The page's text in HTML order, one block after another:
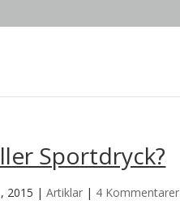
Sportdryck?
2015 |Artiklar | 4 Kommentarer